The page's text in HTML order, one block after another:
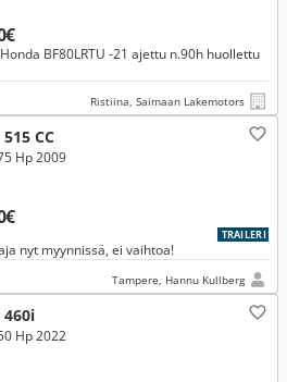
BF80LRTU -21 ajettu n.90h huollettu
Ristiina, Saimaan Lakemotors
CC
Hp 2009
TRAILERI
nyt myynnissä, ei vaihtoa!
Tampere, Hannu Kullberg
460i
Hp 2022